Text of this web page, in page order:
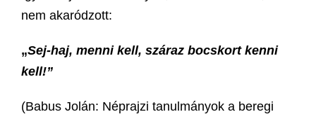
nem akaródzott:
„Sej-haj, menni kell, száraz bocskort kenni
kell!”
(Babus Jolán: Néprajzi tanulmányok a beregi